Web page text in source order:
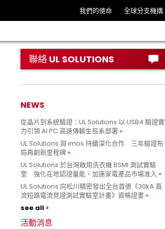
我們的使命 全球分支機搆
聯絡 UL SOLUTIONS
NEWS
從晶片到系統驗證：UL Solutions 以 USB4 驗證實
力引領 AI PC 高速傳輸生態系部署
UL Solutions 與 imos 持續深化合作 三年驗證布
局再創新里程碑
UL Solutions 於台灣啟用洗衣機 BSMI 測試實驗
室 強化在地認證量能、加速家電產品市場准入
UL Solutions 向松川精密發出全台首張《30kA 直
流短路電流見證測試實驗室計畫》資格證書
see all
活動消息